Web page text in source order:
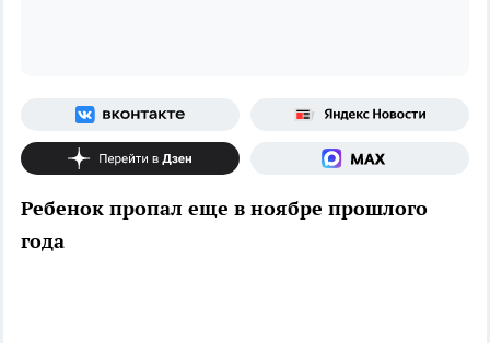
Ребенок пропал еще в ноябре прошлого
года